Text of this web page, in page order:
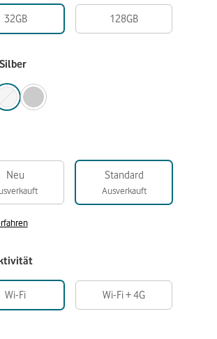
32GB 128GB
Neu Standard
Ausverkauft
Wi-Fi Wi-Fi + 4G